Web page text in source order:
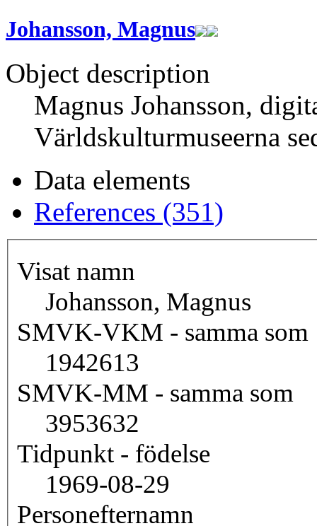
Johansson, Magnus
Object description
Magnus Johansson,
Världskulturmuseerna
Data elements
References (351)
Visat namn
Johansson, Magnus
SMVK-VKM - samma som
1942613
SMVK-MM - samma som
3953632
Tidpunkt - födelse
1969-08-29
Personefternamn